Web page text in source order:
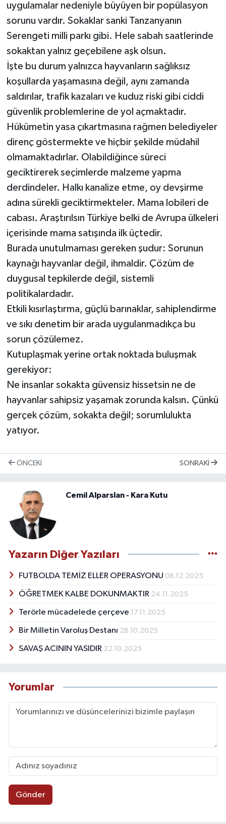
uygulamalar nedeniyle büyüyen bir popülasyon
sorunu vardır. Sokaklar sanki Tanzanyanın
Serengeti milli parkı gibi. Hele sabah saatlerinde
sokaktan yalnız geçebilene aşk olsun.
İşte bu durum yalnızca hayvanların sağlıksız
koşullarda yaşamasına değil, aynı zamanda
saldırılar, trafik kazaları ve kuduz riski gibi ciddi
güvenlik problemlerine de yol açmaktadır.
Hükümetin yasa çıkartmasına rağmen belediyeler
direnç göstermekte ve hiçbir şekilde müdahil
olmamaktadırlar. Olabildiğince süreci
geciktirerek seçimlerde malzeme yapma
derdindeler. Halkı kanalize etme, oy devşirme
adına sürekli geciktirmekteler. Mama lobileri de
cabası. Araştırılsın Türkiye belki de Avrupa ülkeleri
içerisinde mama satışında ilk üçtedir.
Burada unutulmaması gereken şudur: Sorunun
kaynağı hayvanlar değil, ihmaldir. Çözüm de
duygusal tepkilerde değil, sistemli
politikalardadır.
Etkili kısırlaştırma, güçlü barınaklar, sahiplendirme
ve sıkı denetim bir arada uygulanmadıkça bu
sorun çözülemez.
Kutuplaşmak yerine ortak noktada buluşmak
gerekiyor:
Ne insanlar sokakta güvensiz hissetsin ne de
hayvanlar sahipsiz yaşamak zorunda kalsın. Çünkü
gerçek çözüm, sokakta değil; sorumlulukta
yatıyor.
ÖNCEKI SONRAKI
Cemil Alparslan - Kara Kutu
Yazarın Diğer Yazıları
FUTBOLDA TEMİZ ELLER OPERASYONU 08.12.2025
ÖĞRETMEK KALBE DOKUNMAKTIR 24.11.2025
Terörle mücadelede çerçeve 17.11.2025
Bir Milletin Varoluş Destanı 28.10.2025
SAVAŞ ACININ YASIDIR 22.10.2025
Yorumlar
Gönder